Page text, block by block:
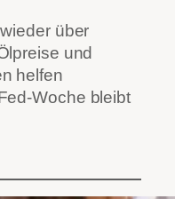
über
und
helfen
Woche bleibt